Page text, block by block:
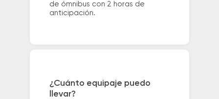
de ómnibus con 2 horas de
anticipación.
¿Cuánto equipaje puedo
llevar?